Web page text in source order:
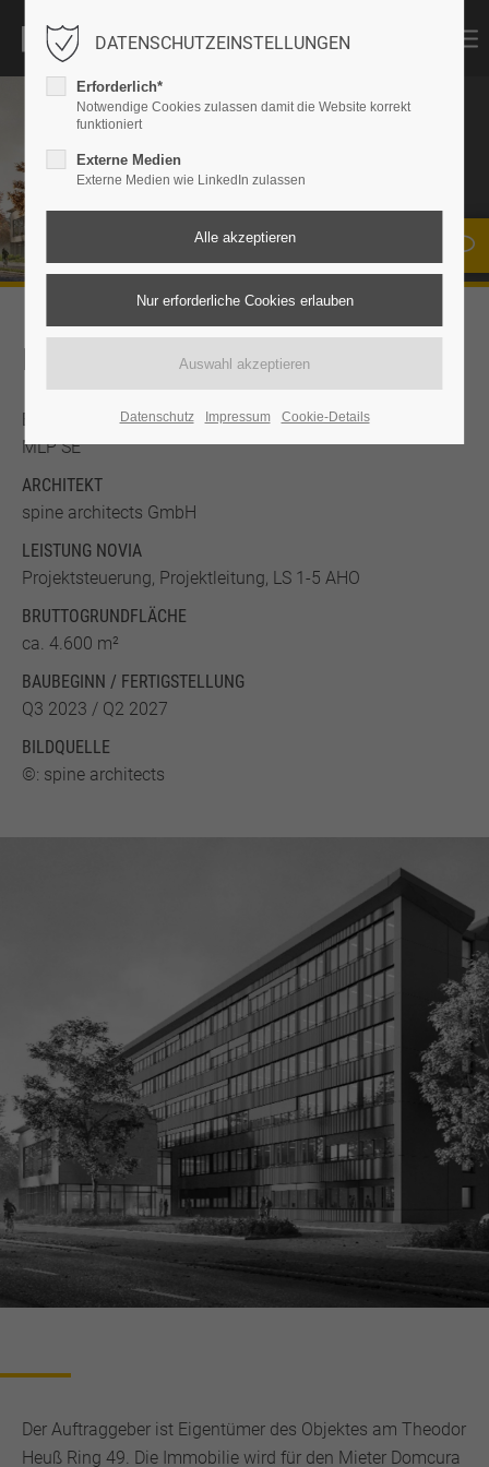
Kiel
KEYFACTS
BAUHERR
MLP SE
ARCHITEKT
spine architects GmbH
LEISTUNG NOVIA
Projektsteuerung, Projektleitung, LS 1-5 AHO
BRUTTO­GRUND­FLÄCHE
ca. 4.600 m²
BAUBEGINN / FERTIGSTELLUNG
Q3 2023 / Q2 2027
BILDQUELLE
©: spine architects
Der Auftraggeber ist Eigentümer des Objektes am Theodor
Heuß Ring 49. Die Immobilie wird für den Mieter Domcura
DATENSCHUTZEINSTELLUNGEN
Erforderlich*
Notwendige Cookies zulassen damit die Website korrekt
funktioniert
Externe Medien
Externe Medien wie LinkedIn zulassen
Datenschutz Impressum Cookie-Details